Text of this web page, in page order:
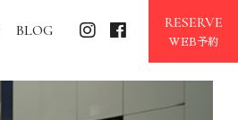
BLOG RESERVE
WEB予約